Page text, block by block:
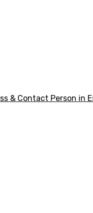
& Contact Person in